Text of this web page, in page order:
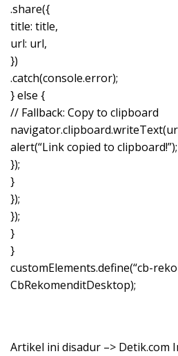
.share({
title: title,
url: url,
})
.catch(console.error);
} else {
// Fallback: Copy to clipboard
alert(“Link copied to clipboard!”);
});
}
});
});
}
}
customElements.define(“cb-
CbRekomenditDesktop);
Artikel ini disadur –> Detik.com